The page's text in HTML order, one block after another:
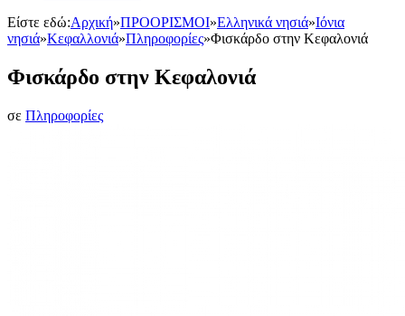
Είστε εδώ:Αρχική»ΠΡΟΟΡΙΣΜΟΙ»Ελληνικά νησιά»Ιόνια
νησιά»Κεφαλλονιά»Πληροφορίες»Φισκάρδο στην Κεφαλονιά
Φισκάρδο στην Κεφαλονιά
σε Πληροφορίες